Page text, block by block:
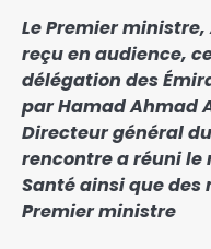
Le Premier
reçu en audience,
délégation des
par Hamad Ahmad
Directeur général
rencontre a réuni le
Santé ainsi que
Premier ministre